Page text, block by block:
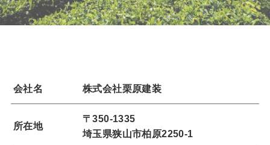
会社名 株式会社栗原建装
所在地
〒350-1335
埼玉県狭山市柏原2250-1